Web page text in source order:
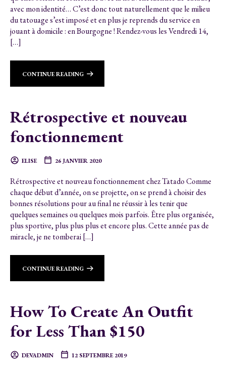
avec mon identité… C’est donc tout naturellement que le milieu
du tatouage s’est imposé et en plus je reprends du service en
jouant à domicile : en Bourgogne ! Rendez-vous les Vendredi 14,
[…]
CONTINUE READING
Rétrospective et nouveau
fonctionnement
ELISE 26 JANVIER 2020
Rétrospective et nouveau fonctionnement chez Tatado Comme
chaque début d’année, on se projette, on se prend à choisir des
bonnes résolutions pour au final ne réussir à les tenir que
quelques semaines ou quelques mois parfois. Être plus organisée,
plus sportive, plus plus plus et encore plus. Cette année pas de
miracle, je ne tomberai […]
CONTINUE READING
How To Create An Outfit
for Less Than $150
DEVADMIN 12 SEPTEMBRE 2019